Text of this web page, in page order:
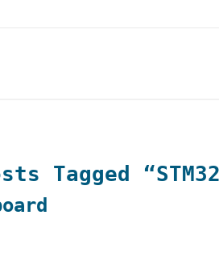
Tagged